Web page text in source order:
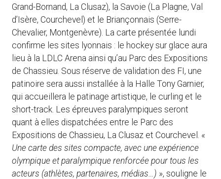
Grand-Bornand, La Clusaz), la Savoie (La Plagne, Val
d’Isère, Courchevel) et le Briançonnais (Serre-
Chevalier, Montgenèvre). La carte présentée lundi
confirme les sites lyonnais : le hockey sur glace aura
lieu à la LDLC Arena ainsi qu’au Parc des Expositions
de Chassieu. Sous réserve de validation des FI, une
patinoire sera aussi installée à la Halle Tony Garnier,
qui accueillera le patinage artistique, le curling et le
short-track. Les épreuves paralympiques seront
quant à elles dispatchées entre le Parc des
Expositions de Chassieu, La Clusaz et Courchevel. «
Une carte des sites compacte, avec une expérience
olympique et paralympique renforcée pour tous les
acteurs (athlètes, partenaires, médias…) », souligne le